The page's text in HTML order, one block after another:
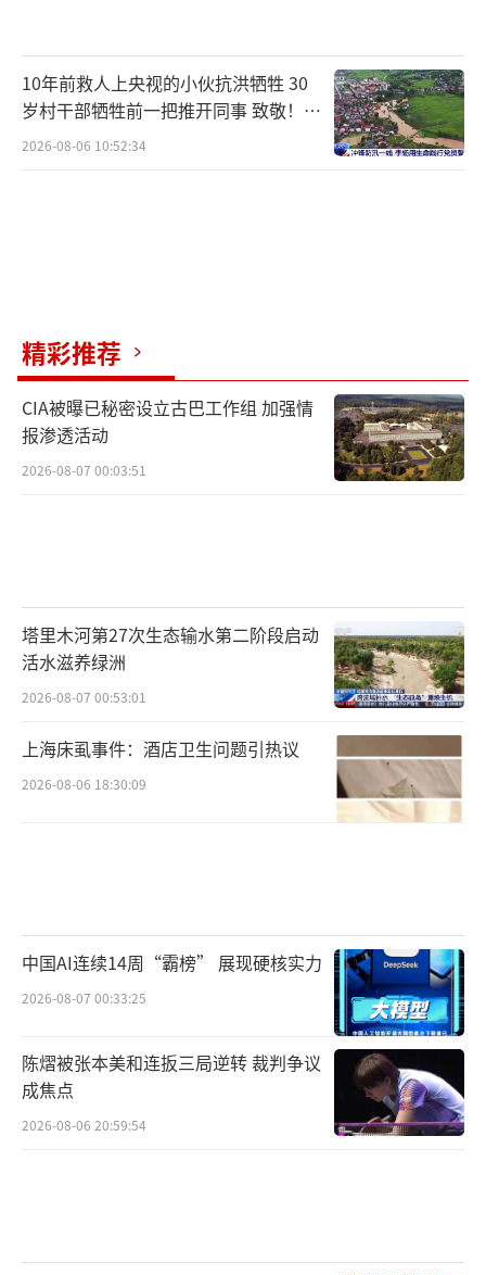
10年前救人上央视的小伙抗洪牺牲 30
岁村干部牺牲前一把推开同事 致敬！送
别！
2026-08-06 10:52:34
精彩推荐
CIA被曝已秘密设立古巴工作组 加强情
报渗透活动
2026-08-07 00:03:51
塔里木河第27次生态输水第二阶段启动
活水滋养绿洲
2026-08-07 00:53:01
上海床虱事件：酒店卫生问题引热议
2026-08-06 18:30:09
中国AI连续14周“霸榜” 展现硬核实力
2026-08-07 00:33:25
陈熠被张本美和连扳三局逆转 裁判争议
成焦点
2026-08-06 20:59:54